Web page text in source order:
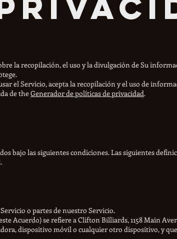
la recopilación, el uso y la divulgación de Su
el Servicio, acepta la recopilación y el uso de
de theGenerador de políticas de privacidad.
bajo las siguientes condiciones. Las siguientes
o partes de nuestro Servicio.
Acuerdo) se refiere a Clifton Billiards, 1158 Main
dispositivo móvil o cualquier otro dispositivo, y